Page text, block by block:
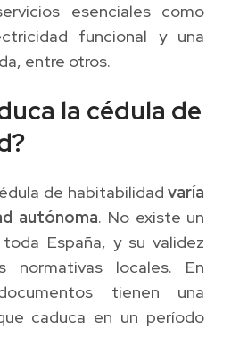
esenciales como
funcional y una
entre otros.
la cédula de
de habitabilidadvaría
autónoma. No existe un
España, y su validez
locales. En
tienen una
caduca en un período